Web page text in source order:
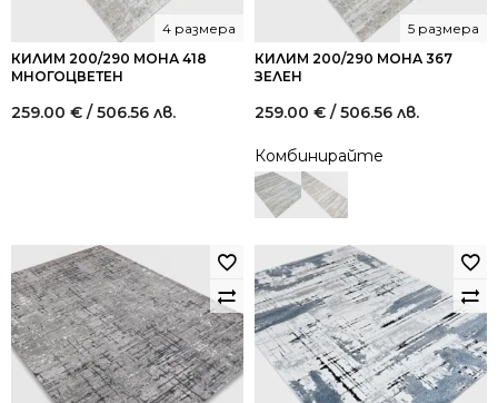
КИЛИМ 200/290 МОНА 418
МНОГОЦВЕТЕН
4 размера
259.00 € / 506.56 лв.
КИЛИМ 200/290 МОНА 367
ЗЕЛЕН
5 размера
259.00 € / 506.56 лв.
Комбинирайте